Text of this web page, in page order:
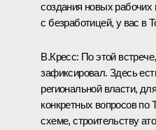
создания новых рабочих
с безработицей, у вас в
В.Кресс: По этой
зафиксировал. Здесь
региональной власти,
конкретных вопросов по
схеме, строительству